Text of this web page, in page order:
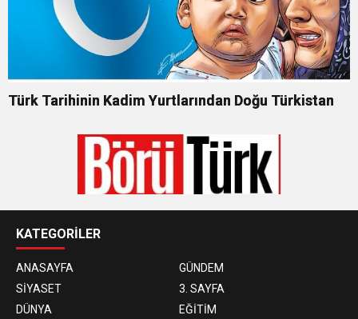
Türk Tarihinin Kadim Yurtlarından Doğu Türkistan
KATEGORİLER
ANASAYFA
GÜNDEM
SİYASET
3. SAYFA
DÜNYA
EĞİTİM